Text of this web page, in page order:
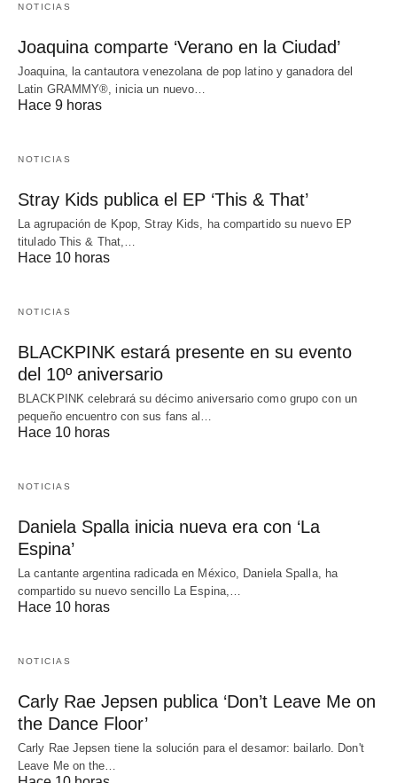
NOTICIAS
Joaquina comparte ‘Verano en la Ciudad’
Joaquina, la cantautora venezolana de pop latino y ganadora del
Latin GRAMMY®, inicia un nuevo…
Hace 9 horas
NOTICIAS
Stray Kids publica el EP ‘This & That’
La agrupación de Kpop, Stray Kids, ha compartido su nuevo EP
titulado This & That,…
Hace 10 horas
NOTICIAS
BLACKPINK estará presente en su evento
del 10º aniversario
BLACKPINK celebrará su décimo aniversario como grupo con un
pequeño encuentro con sus fans al…
Hace 10 horas
NOTICIAS
Daniela Spalla inicia nueva era con ‘La
Espina’
La cantante argentina radicada en México, Daniela Spalla, ha
compartido su nuevo sencillo La Espina,…
Hace 10 horas
NOTICIAS
Carly Rae Jepsen publica ‘Don’t Leave Me on
the Dance Floor’
Carly Rae Jepsen tiene la solución para el desamor: bailarlo. Don't
Leave Me on the…